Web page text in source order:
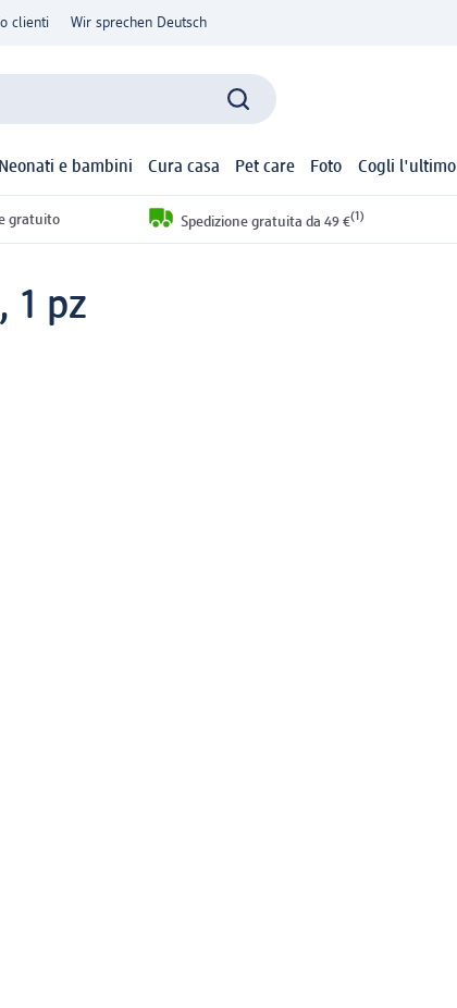
clienti Wir sprechen Deutsch
Neonati e bambini Cura casa Pet care Foto Cogli l'ultimo
gratuito Spedizione gratuita da 49 €(1)
1 pz